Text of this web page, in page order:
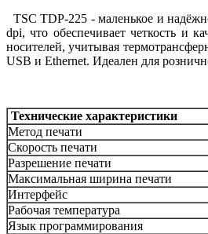
TSC TDP-225 - маленькое и
dpi, что обеспечивает четкость и
носителей, учитывая
USB и Ethernet. Идеален для
Технические характеристики
Метод печати
Скорость печати
Разрешение печати
Максимальная ширина печати
Интерфейс
Рабочая температура
Язык программирования